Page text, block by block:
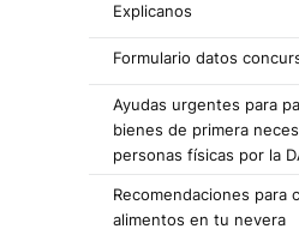
Explicanos
Formulario datos
Ayudas urgentes para
bienes de primera
personas físicas por la
Recomendaciones para
alimentos en tu nevera